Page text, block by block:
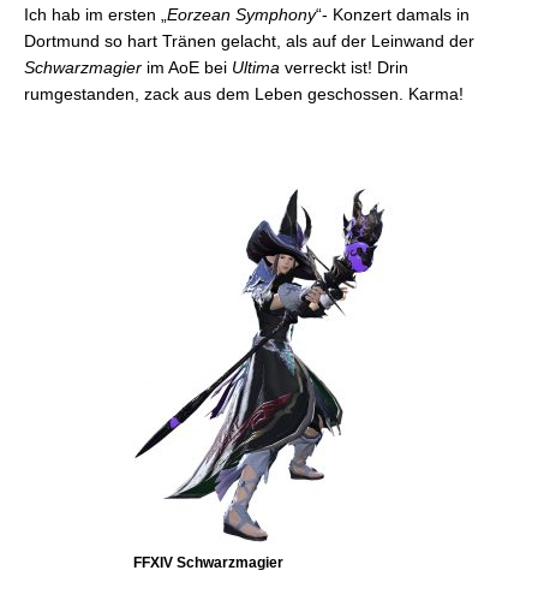
Ich hab im ersten „Eorzean Symphony“- Konzert damals in
Dortmund so hart Tränen gelacht, als auf der Leinwand der
Schwarzmagier im AoE bei Ultima verreckt ist! Drin
rumgestanden, zack aus dem Leben geschossen. Karma!
FFXIV Schwarzmagier